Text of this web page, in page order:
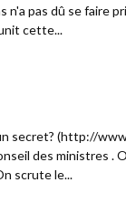
pas dû se faire
cette...
secret? (http://
des ministres .
scrute le...